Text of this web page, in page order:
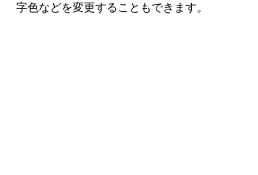
字色などを変更することもできます。